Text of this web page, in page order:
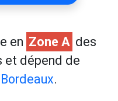
en Zone A des
et dépend de
.